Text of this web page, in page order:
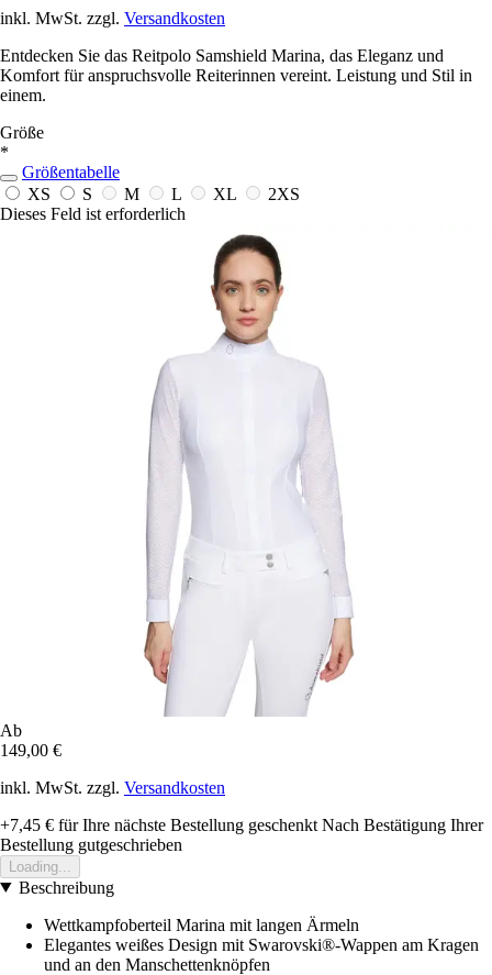
inkl. MwSt. zzgl. Versandkosten
Entdecken Sie das Reitpolo Samshield Marina, das Eleganz und
Komfort für anspruchsvolle Reiterinnen vereint. Leistung und Stil in
einem.
Größe
*
Größentabelle
XS
S M L XL
2XS
Dieses Feld ist erforderlich
Ab
149,00 €
inkl. MwSt. zzgl. Versandkosten
+7,45 € für Ihre nächste Bestellung geschenkt Nach Bestätigung Ihrer
Bestellung gutgeschrieben
Loading...
Beschreibung
Wettkampfoberteil Marina mit langen Ärmeln
Elegantes weißes Design mit Swarovski®-Wappen am Kragen
und an den Manschettenknöpfen